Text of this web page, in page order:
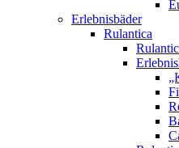
Erlebnisbäder
Rulantica